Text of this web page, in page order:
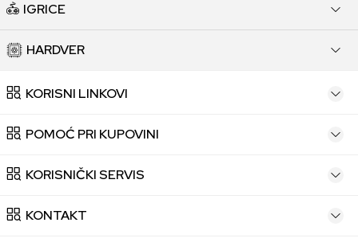
IGRICE
HARDVER
KORISNI LINKOVI
POMOĆ PRI KUPOVINI
KORISNIČKI SERVIS
KONTAKT